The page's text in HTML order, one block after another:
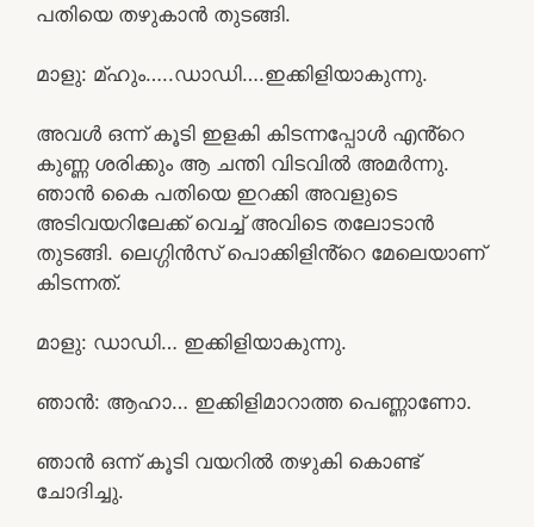
പതിയെ തഴുകാൻ തുടങ്ങി.
മാളു: മ്ഹും…..ഡാഡി….ഇക്കിളിയാകുന്നു.
അവൾ ഒന്ന് കൂടി ഇളകി കിടന്നപ്പോൾ എൻ്റെ
കുണ്ണ ശരിക്കും ആ ചന്തി വിടവിൽ അമർന്നു.
ഞാൻ കൈ പതിയെ ഇറക്കി അവളുടെ
അടിവയറിലേക്ക് വെച്ച് അവിടെ തലോടാൻ
തുടങ്ങി. ലെഗ്ഗിൻസ് പൊക്കിളിൻ്റെ മേലെയാണ്
കിടന്നത്.
മാളു: ഡാഡി… ഇക്കിളിയാകുന്നു.
ഞാൻ: ആഹാ… ഇക്കിളിമാറാത്ത പെണ്ണാണോ.
ഞാൻ ഒന്ന് കൂടി വയറിൽ തഴുകി കൊണ്ട്
ചോദിച്ചു.